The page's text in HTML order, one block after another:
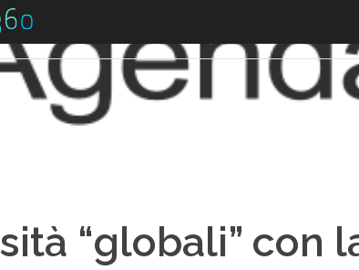
“globali” con